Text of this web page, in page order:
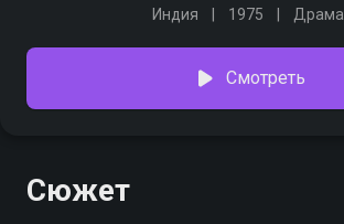
Индия
1975 Драма
Смотреть
Сюжет